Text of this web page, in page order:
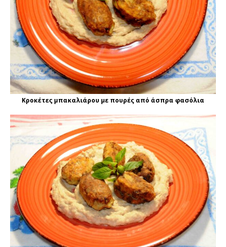
Κροκέτες μπακαλιάρου με πουρές από άσπρα φασόλια